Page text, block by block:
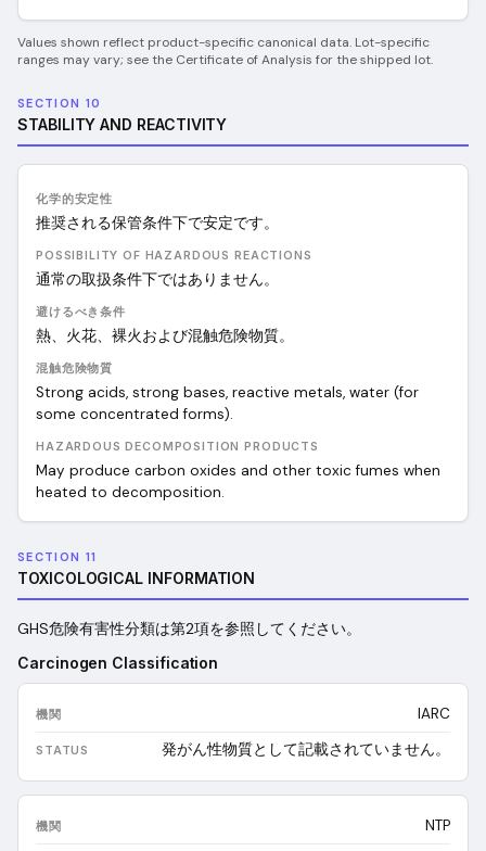
Values shown reflect product-specific canonical data. Lot-specific
ranges may vary; see the Certificate of Analysis for the shipped lot.
SECTION 10
STABILITY AND REACTIVITY
化学的安定性
推奨される保管条件下で安定です。
POSSIBILITY OF HAZARDOUS REACTIONS
通常の取扱条件下ではありません。
避けるべき条件
熱、火花、裸火および混触危険物質。
混触危険物質
Strong acids, strong bases, reactive metals, water (for
some concentrated forms).
HAZARDOUS DECOMPOSITION PRODUCTS
May produce carbon oxides and other toxic fumes when
heated to decomposition.
SECTION 11
TOXICOLOGICAL INFORMATION
GHS危険有害性分類は第2項を参照してください。
Carcinogen Classification
IARC
発がん性物質として記載されていません。
NTP